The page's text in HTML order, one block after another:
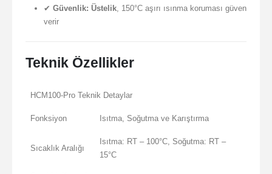
✔ Güvenlik: Üstelik, 150°C aşırı ısınma koruması güven
verir
Teknik Özellikler
HCM100-Pro Teknik Detaylar
Fonksiyon Isıtma, Soğutma ve Karıştırma
Sıcaklık Aralığı
Isıtma: RT – 100°C, Soğutma: RT –
15°C